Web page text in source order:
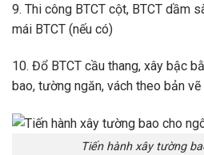
9. Thi công BTCT cột, BTCT dầm
mái BTCT (nếu có)
10. Đổ BTCT cầu thang, xây bậc
bao, tường ngăn, vách theo bản
Tiến hành xây tường